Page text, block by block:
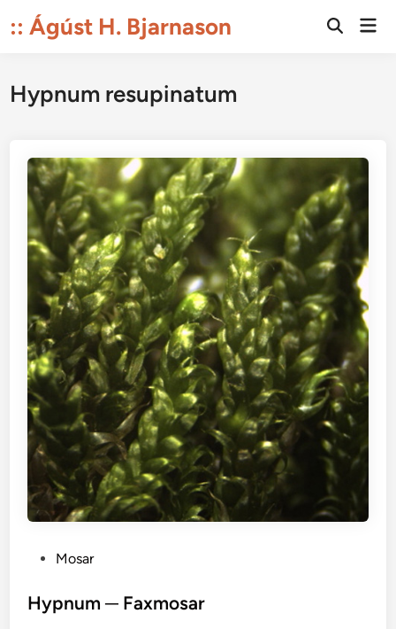
to:: Ágúst H. Bjarnason
Open
Hypnum resupinatum
s
Mosar
Hypnum ─ Faxmosar